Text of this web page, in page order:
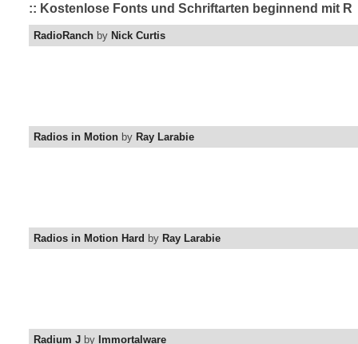
:: Kostenlose Fonts und Schriftarten beginnend mit R
RadioRanch by Nick Curtis
Radios in Motion by Ray Larabie
Radios in Motion Hard by Ray Larabie
Radium J by Immortalware